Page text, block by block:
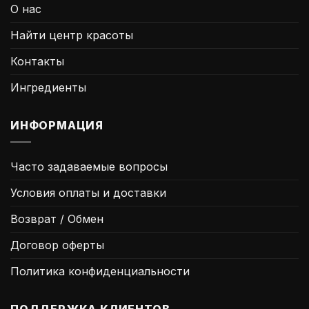
О нас
Найти центр красоты
Контакты
Ингредиенты
ИНФОРМАЦИЯ
Часто задаваемые вопросы
Условия оплаты и доставки
Возврат / Обмен
Договор оферты
Политика конфиденциальности